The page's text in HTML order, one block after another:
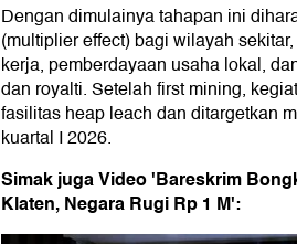
Dengan dimulainya tahapan ini
(multiplier effect) bagi wilayah
kerja, pemberdayaan usaha lokal,
dan royalti. Setelah first mining,
fasilitas heap leach dan ditargetkan
kuartal I 2026.
Simak juga Video 'Bareskrim
Klaten, Negara Rugi Rp 1 M':